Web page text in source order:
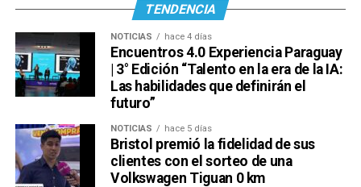
TENDENCIA
NOTICIAS hace 4 días
Encuentros 4.0 Experiencia Paraguay
| 3° Edición “Talento en la era de la IA:
Las habilidades que definirán el
futuro”
NOTICIAS hace 5 días
Bristol premió la fidelidad de sus
clientes con el sorteo de una
Volkswagen Tiguan 0 km